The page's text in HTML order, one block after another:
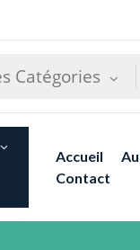
Catégories
Accueil
Contact